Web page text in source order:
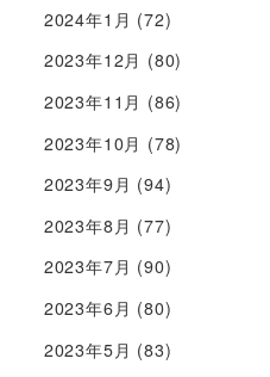
2024年1月 (72)
2023年12月 (80)
2023年11月 (86)
2023年10月 (78)
2023年9月 (94)
2023年8月 (77)
2023年7月 (90)
2023年6月 (80)
2023年5月 (83)